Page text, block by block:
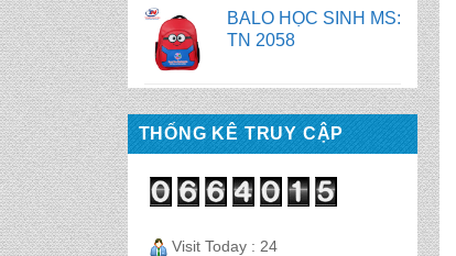
TN 2070
BALO HỌC SINH MS:
TN 2069
BALO HỌC SINH MS:
THỐNG KÊ TRUY CẬP
Visit Today : 24